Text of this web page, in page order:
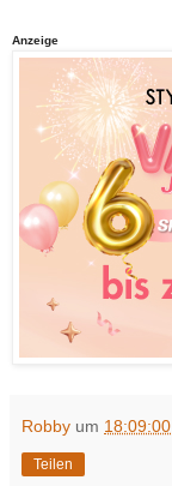
Anzeige
Robby um 18:09:00
Teilen